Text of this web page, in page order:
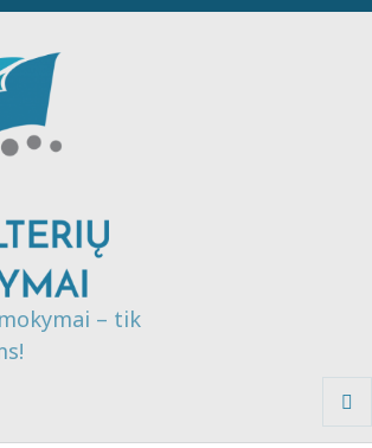
– tik